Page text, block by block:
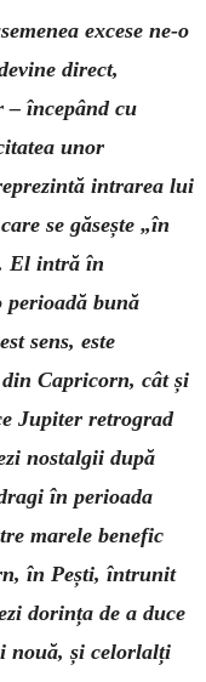
excese ne-o
direct,
începând cu
unor
intrarea lui
se găsește „în
El intră în
bună
sens, este
Capricorn, cât și
Jupiter retrograd
nostalgii după
în perioada
marele benefic
în Pești, întrunit
dorința de a duce
nouă, și celorlalți